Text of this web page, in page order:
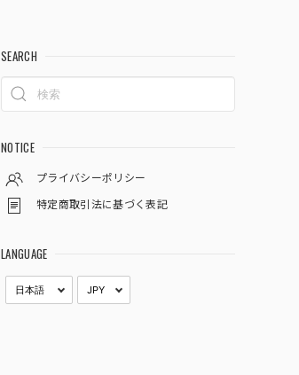
SEARCH
NOTICE
プライバシーポリシー
特定商取引法に基づく表記
LANGUAGE